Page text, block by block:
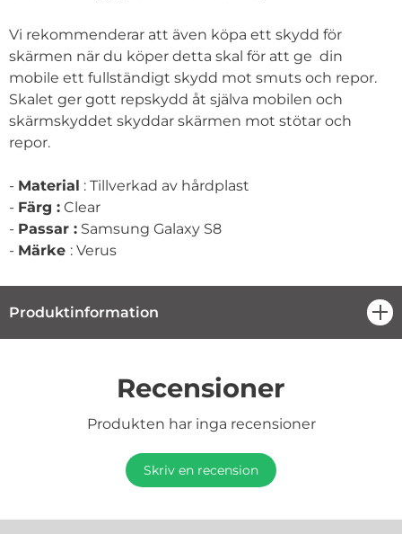
Vi rekommenderar att även köpa ett skydd för
skärmen när du köper detta skal för att ge din
mobile ett fullständigt skydd mot smuts och repor.
Skalet ger gott repskydd åt själva mobilen och
skärmskyddet skyddar skärmen mot stötar och
repor.
- Material : Tillverkad av hårdplast
- Färg : Clear
- Passar : Samsung Galaxy S8
- Märke : Verus
Produktinformation
Recensioner
Produkten har inga recensioner
Skriv en recension